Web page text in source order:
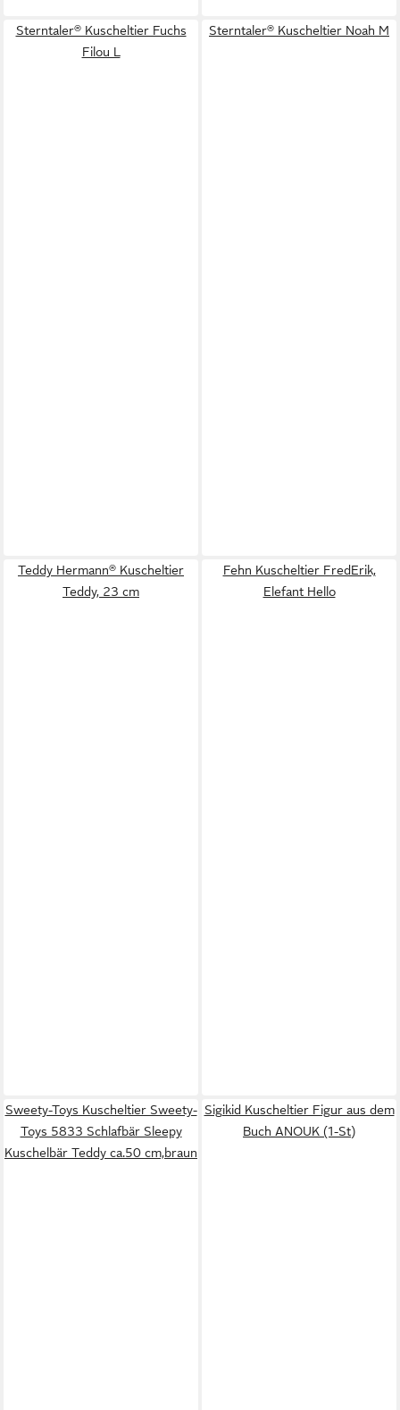
Sterntaler® Kuscheltier Fuchs
Filou L
Sterntaler® Kuscheltier Noah M
Teddy Hermann® Kuscheltier
Teddy, 23 cm
Fehn Kuscheltier FredErik,
Elefant Hello
Sweety-Toys Kuscheltier Sweety-
Toys 5833 Schlafbär Sleepy
Kuschelbär Teddy ca.50 cm,braun
Sigikid Kuscheltier Figur aus dem
Buch ANOUK (1-St)